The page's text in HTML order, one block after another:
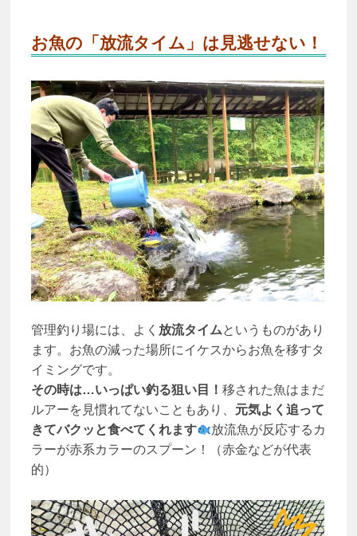
お魚の「放流タイム」は見逃せない！
管理釣り場には、よく 放流タイムというものがあり
ます。お魚の減った場所にイケスからお魚を移すタ
イミングです。
その時は…いっぱい釣る狙い目！ 移された魚はまだ
ルアーを見慣れてないこともあり、 元気よく追って
きてバクッと食べてくれます
放流魚が反応するカ
ラーが赤系カラーのスプーン！（赤金などが代表
的）